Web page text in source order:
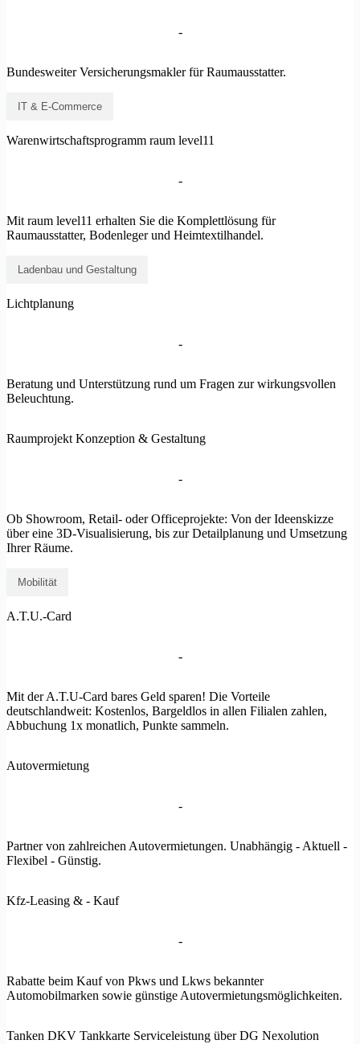
-
Bundesweiter Versicherungsmakler für Raumausstatter.
IT & E-Commerce
Warenwirtschaftsprogramm raum level11
-
Mit raum level11 erhalten Sie die Komplettlösung für
Raumausstatter, Bodenleger und Heimtextilhandel.
Ladenbau und Gestaltung
Lichtplanung
-
Beratung und Unterstützung rund um Fragen zur wirkungsvollen
Beleuchtung.
Raumprojekt Konzeption & Gestaltung
-
Ob Showroom, Retail- oder Officeprojekte: Von der Ideenskizze
über eine 3D-Visualisierung, bis zur Detailplanung und Umsetzung
Ihrer Räume.
Mobilität
A.T.U.-Card
-
Mit der A.T.U-Card bares Geld sparen! Die Vorteile
deutschlandweit: Kostenlos, Bargeldlos in allen Filialen zahlen,
Abbuchung 1x monatlich, Punkte sammeln.
Autovermietung
-
Partner von zahlreichen Autovermietungen. Unabhängig - Aktuell -
Flexibel - Günstig.
Kfz-Leasing & - Kauf
-
Rabatte beim Kauf von Pkws und Lkws bekannter
Automobilmarken sowie günstige Autovermietungsmöglichkeiten.
Tanken DKV Tankkarte Serviceleistung über DG Nexolution